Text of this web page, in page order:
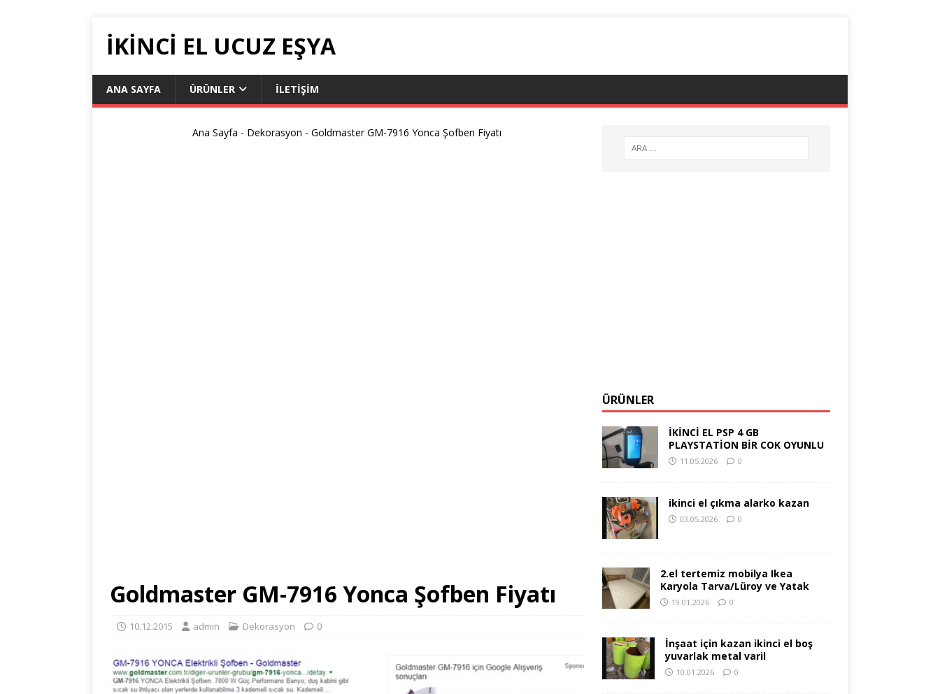
İKİNCİ EL UCUZ EŞYA
ANA SAYFA ÜRÜNLER İLETIŞIM
Ana Sayfa - Dekorasyon -Goldmaster GM-7916 Yonca Şofben Fiyatı
Goldmaster GM-7916 Yonca Şofben Fiyatı
10.12.2015 admin Dekorasyon 0
ÜRÜNLER
İKİNCİ EL PSP 4 GB
PLAYSTATİON BİR COK OYUNLU
11.05.2026 0
ikinci el çıkma alarko kazan
03.05.2026 0
2.el tertemiz mobilya Ikea
Karyola Tarva/Lüroy ve Yatak
19.01.2026 0
İnşaat için kazan ikinci el boş
yuvarlak metal varil
10.01.2026 0